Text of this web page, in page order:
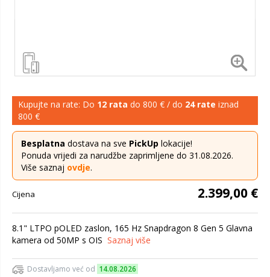
Kupujte na rate: Do 12 rata do 800 € / do 24 rate iznad
800 €
Besplatna dostava na sve PickUp lokacije!
Ponuda vrijedi za narudžbe zaprimljene do 31.08.2026.
Više saznaj ovdje.
Cijena 2.399,00 €
8.1" LTPO pOLED zaslon, 165 Hz Snapdragon 8 Gen 5 Glavna
kamera od 50MP s OIS Saznaj više
Dostavljamo već od 14.08.2026